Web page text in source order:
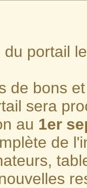
portail
de bons
sera
au 1er
de